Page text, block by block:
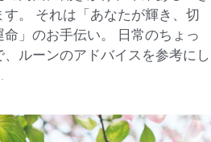
·
気, 占い梓,月間無料占い
の内面に働きかけ、本来あるべき
す。 それは「あなたが輝き、切
ルーンのアドバイスを参考にし